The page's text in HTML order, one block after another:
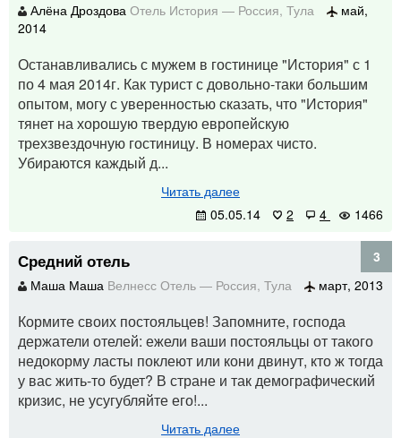
Алёна Дроздова Отель История — Россия, Тула
май,
2014
Останавливались с мужем в гостинице "История" с 1
по 4 мая 2014г. Как турист с довольно-таки большим
опытом, могу с уверенностью сказать, что "История"
тянет на хорошую твердую европейскую
трехзвездочную гостиницу. В номерах чисто.
Убираются каждый д...
Читать далее
05.05.14
2 4 1466
Средний отель
3
Маша Маша Велнесс Отель — Россия, Тула март, 2013
Кормите своих постояльцев! Запомните, господа
держатели отелей: ежели ваши постояльцы от такого
недокорму ласты поклеют или кони двинут, кто ж тогда
у вас жить-то будет? В стране и так демографический
кризис, не усугубляйте его!...
Читать далее